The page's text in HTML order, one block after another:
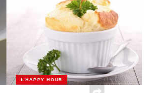
L'HAPPY HOUR